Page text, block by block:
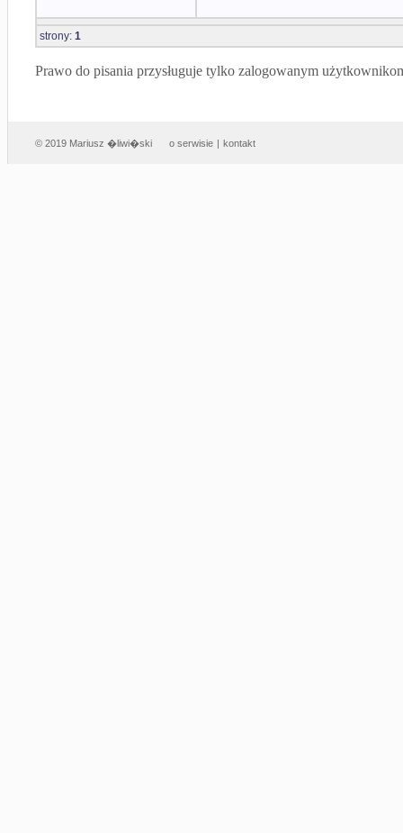
strony: 1
Prawo do pisania przysługuje tylko zalogowanym
© 2019 Mariusz �liwi�ski o serwisie | kontakt